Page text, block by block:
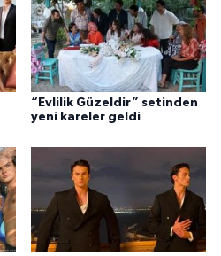
“Evlilik Güzeldir” setinden
yeni kareler geldi